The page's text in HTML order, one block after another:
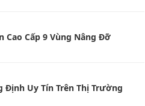
Cao Cấp 9 Vùng Nâng Đỡ
Định Uy Tín Trên Thị Trường